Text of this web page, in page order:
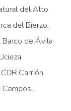
del Alto
del Bierzo,
Barco de Ávila
Carrión